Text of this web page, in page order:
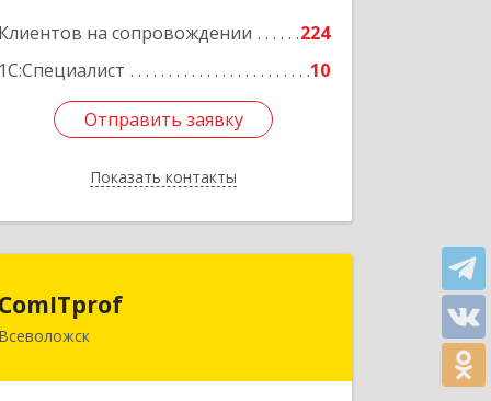
Клиентов на сопровождении
224
1С:Специалист
10
Отправить заявку
Показать контакты
Отправить заявку
Назад
ComITprof
Всеволожск